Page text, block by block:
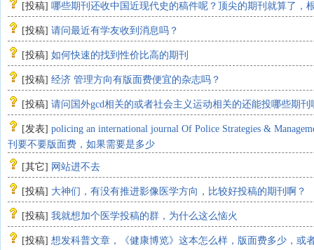
[投稿] 哪些期刊还收中国近现代史的稿件呢？顶尖的期刊就算了，
[投稿] 请问最近有学友收到消息吗？
[投稿] 如何快速的找到性价比高的期刊
[投稿] 经济 管理方向有版面费便宜的杂志吗？
[投稿] 请问国外gcd相关的或者社会主义运动相关的还能投哪些期刊
[发表] policing an international journal Of Police Strategies &
刊要不要版面费，如果需要是多少
[其它] 网站进不去
[投稿] 大神们，有没有推进影像医学方向，比较好投稿的期刊啊？
[投稿] 我就想加个医学投稿的群，为什么这么恼火
[投稿] 想发科普文章，《健康博览》这本怎么样，版面费多少，或